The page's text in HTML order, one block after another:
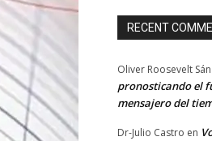
RECENT
Oliver Roosevelt
pronosticando el
mensajero del
Dr-Julio Castro en